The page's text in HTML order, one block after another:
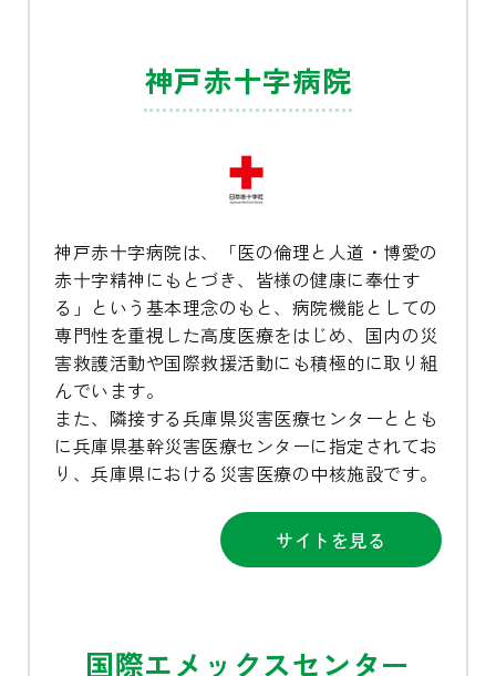
神戸赤十字病院
神戸赤十字病院は、「医の倫理と人道・博愛の
赤十字精神にもとづき、皆様の健康に奉仕す
る」という基本理念のもと、病院機能としての
専門性を重視した高度医療をはじめ、国内の災
害救護活動や国際救援活動にも積極的に取り組
んでいます。
また、隣接する兵庫県災害医療センターととも
に兵庫県基幹災害医療センターに指定されてお
り、兵庫県における災害医療の中核施設です。
サイトを見る
国際エメックスセンター